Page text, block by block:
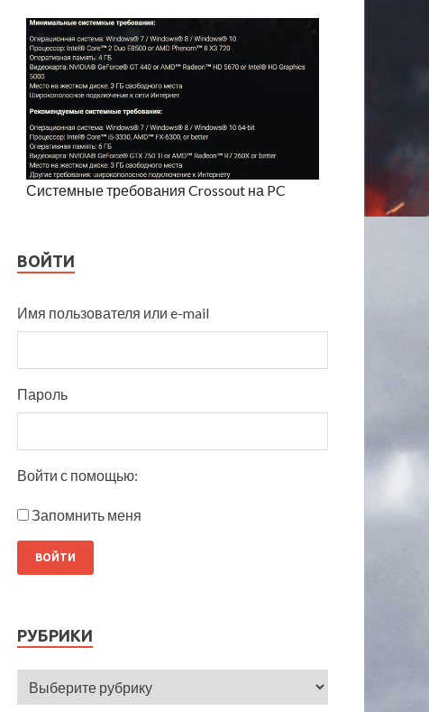
Системные требования Crossout на PC
ВОЙТИ
Имя пользователя или e-mail
Пароль
Войти с помощью:
Запомнить меня
РУБРИКИ